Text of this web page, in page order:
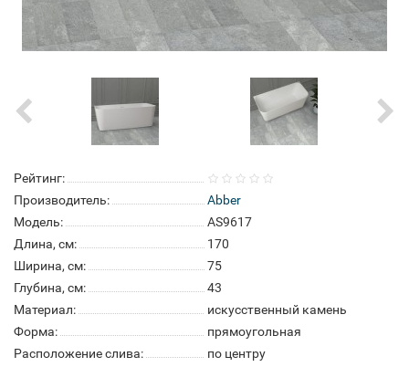
Рейтинг:
Производитель:
Abber
Модель:
AS9617
Длина, см:
170
Ширина, см:
75
Глубина, см:
43
Материал:
искусственный камень
Форма:
прямоугольная
Расположение слива:
по центру